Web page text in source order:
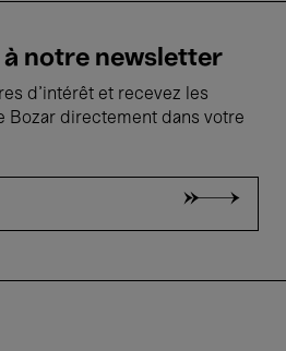
notre newsletter
d'intérêt et recevez les
Bozar directement dans votre